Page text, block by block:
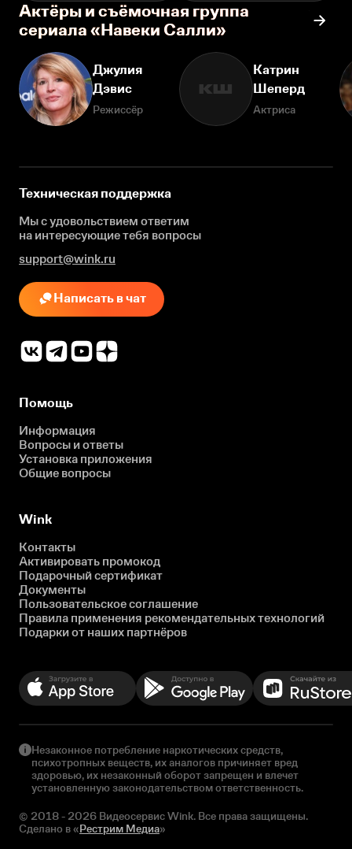
Актёры и съёмочная группа
сериала «Навеки Салли»
Джулия
Дэвис
Режиссёр
КШ
Катрин
Шеперд
Актриса
Техническая поддержка
Мы с удовольствием ответим
на интересующиетебя вопросы
support@wink.ru
Написать в чат
Помощь
Информация
Вопросы и ответы
Установка приложения
Общие вопросы
Wink
Контакты
Активировать промокод
Подарочный сертификат
Документы
Пользовательское соглашение
Правила применения рекомендательных технологий
Подарки от наших партнёров
Незаконное потребление наркотических средств,
психотропных веществ, их аналогов причиняет вред
здоровью, их незаконный оборот запрещен и влечет
установленную законодательством ответственность.
© 2018 - 2026 Видеосервис Wink. Все права защищены.
Сделано в «Рестрим Медиа»